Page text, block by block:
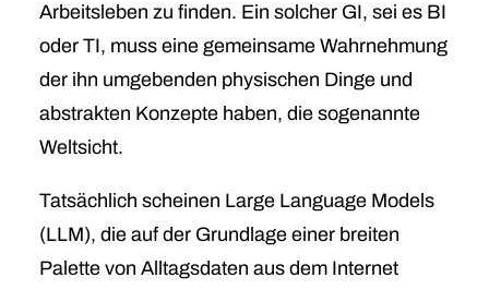
Arbeitsleben zu finden. Ein solcher GI, sei es BI
oder TI, muss eine gemeinsame Wahrnehmung
der ihn umgebenden physischen Dinge und
abstrakten Konzepte haben, die sogenannte
Weltsicht.
Tatsächlich scheinen Large Language Models
(LLM), die auf der Grundlage einer breiten
Palette von Alltagsdaten aus dem Internet